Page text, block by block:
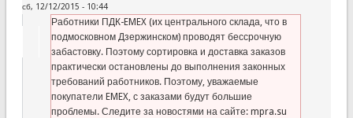
сб, 12/12/2015 - 10:44
Работники ПДК-EMEX (их центрального склада, что в
подмосковном Дзержинском) проводят бессрочную
забастовку. Поэтому сортировка и доставка заказов
практически остановлены до выполнения законных
требований работников. Поэтому, уважаемые
покупатели EMEX, с заказами будут большие
проблемы. Следите за новостями на сайте: mpra.su